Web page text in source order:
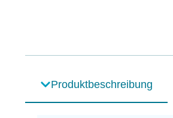
Produktbeschreibung